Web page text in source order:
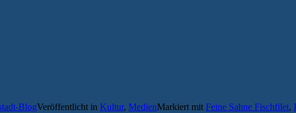
BlogVeröffentlicht in Kultur, MedienMarkiert mit Feine Sahne Fischfilet,